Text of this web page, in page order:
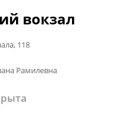
вокзал
118
Рамилевна